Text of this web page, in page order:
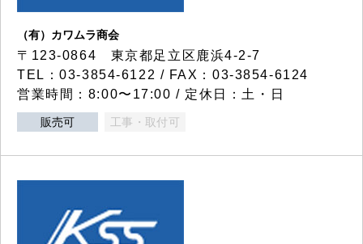
（有）カワムラ商会
〒123-0864 東京都足立区鹿浜4-2-7
TEL：03-3854-6122 / FAX：03-3854-6124
営業時間：8:00〜17:00 / 定休日：土・日
販売可 工事・取付可